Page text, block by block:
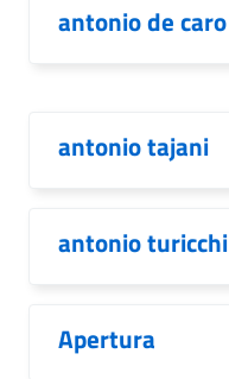
antonio de caro
antonio tajani
antonio turicchi
Apertura